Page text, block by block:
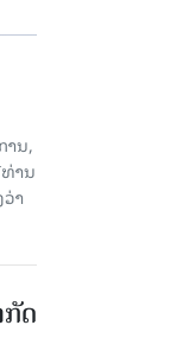
ານ,
ານ
າ
ດ